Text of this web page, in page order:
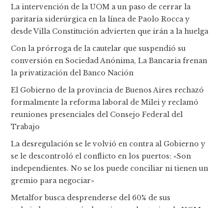
La intervención de la UOM a un paso de cerrar la
paritaria siderúrgica en la línea de Paolo Rocca y
desde Villa Constitución advierten que irán a la huelga
Con la prórroga de la cautelar que suspendió su
conversión en Sociedad Anónima, La Bancaria frenan
la privatización del Banco Nación
El Gobierno de la provincia de Buenos Aires rechazó
formalmente la reforma laboral de Milei y reclamó
reuniones presenciales del Consejo Federal del
Trabajo
La desregulación se le volvió en contra al Gobierno y
se le descontroló el conflicto en los puertos: «Son
independientes. No se los puede conciliar ni tienen un
gremio para negociar»
Metalfor busca desprenderse del 60% de sus